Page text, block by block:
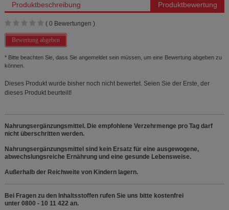
Produktbeschreibung Produktbewertung
( 0 Bewertungen )
Bewertung abgeben
* Bitte beachten Sie, dass Sie angemeldet sein müssen, um eine Bewertung abgeben zu
können.
Dieses Produkt wurde bisher noch nicht bewertet. Seien Sie der Erste, der
dieses Produkt beurteilt!
Nahrungsergänzungsmittel. Die empfohlene Verzehrmenge pro Tag darf
nicht überschritten werden.
Nahrungsergänzungsmittel sind kein Ersatz für eine ausgewogene,
abwechslungsreiche Ernährung und eine gesunde Lebensweise.
Außerhalb der Reichweite von Kindern lagern.
Bei Fragen zu den Inhaltsstoffen rufen Sie uns bitte kostenfrei
unter 0800 - 10 11 422 an.